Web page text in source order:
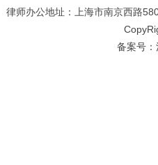
律师办公地址：上海市南京西路
备案号：